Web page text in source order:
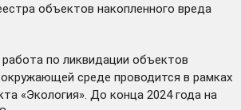
объектов накопленного вреда
по ликвидации объектов
среде проводится в рамках
«Экология». До конца 2024 года на